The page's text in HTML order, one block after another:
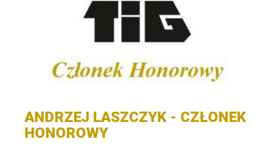
ANDRZEJ LASZCZYK - CZŁONEK
HONOROWY